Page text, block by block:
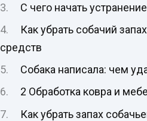
С чего начать
Как убрать собачий
средств
Собака написала: чем
2 Обработка ковра и
Как убрать запах